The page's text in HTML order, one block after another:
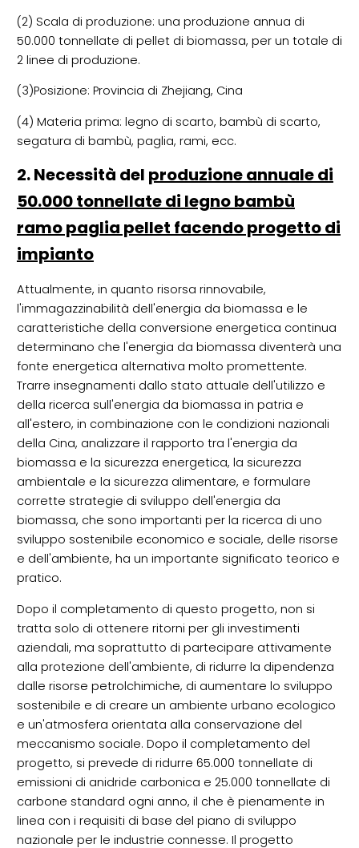
(2) Scala di produzione: una produzione annua di
50.000 tonnellate di pellet di biomassa, per un totale di
2 linee di produzione.
(3)Posizione: Provincia di Zhejiang, Cina
(4) Materia prima: legno di scarto, bambù di scarto,
segatura di bambù, paglia, rami, ecc.
2. Necessità del produzione annuale di
50.000 tonnellate di legno bambù
ramo paglia pellet facendo progetto di
impianto
Attualmente, in quanto risorsa rinnovabile,
l'immagazzinabilità dell'energia da biomassa e le
caratteristiche della conversione energetica continua
determinano che l'energia da biomassa diventerà una
fonte energetica alternativa molto promettente.
Trarre insegnamenti dallo stato attuale dell'utilizzo e
della ricerca sull'energia da biomassa in patria e
all'estero, in combinazione con le condizioni nazionali
della Cina, analizzare il rapporto tra l'energia da
biomassa e la sicurezza energetica, la sicurezza
ambientale e la sicurezza alimentare, e formulare
corrette strategie di sviluppo dell'energia da
biomassa, che sono importanti per la ricerca di uno
sviluppo sostenibile economico e sociale, delle risorse
e dell'ambiente, ha un importante significato teorico e
pratico.
Dopo il completamento di questo progetto, non si
tratta solo di ottenere ritorni per gli investimenti
aziendali, ma soprattutto di partecipare attivamente
alla protezione dell'ambiente, di ridurre la dipendenza
dalle risorse petrolchimiche, di aumentare lo sviluppo
sostenibile e di creare un ambiente urbano ecologico
e un'atmosfera orientata alla conservazione del
meccanismo sociale. Dopo il completamento del
progetto, si prevede di ridurre 65.000 tonnellate di
emissioni di anidride carbonica e 25.000 tonnellate di
carbone standard ogni anno, il che è pienamente in
linea con i requisiti di base del piano di sviluppo
nazionale per le industrie connesse. Il progetto